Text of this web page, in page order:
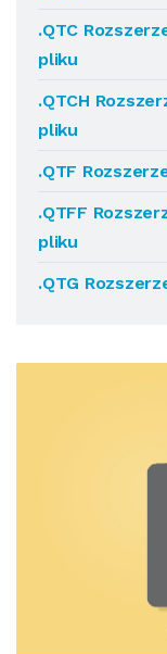
.QTC
pliku
.QTCH
pliku
.QTF
.QTFF
pliku
.QTG